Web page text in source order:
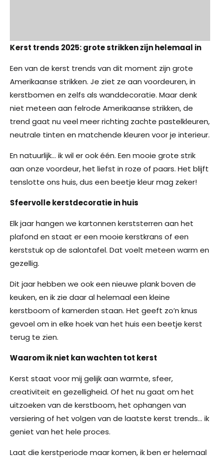
Kerst trends 2025: grote strikken zijn helemaal in
Een van de kerst trends van dit moment zijn grote
Amerikaanse strikken. Je ziet ze aan voordeuren, in
kerstbomen en zelfs als wanddecoratie. Maar denk
niet meteen aan felrode Amerikaanse strikken, de
trend gaat nu veel meer richting zachte pastelkleuren,
neutrale tinten en matchende kleuren voor je interieur.
En natuurlijk… ik wil er ook één. Een mooie grote strik
aan onze voordeur, het liefst in roze of paars. Het blijft
tenslotte ons huis, dus een beetje kleur mag zeker!
Sfeervolle kerstdecoratie in huis
Elk jaar hangen we kartonnen kerststerren aan het
plafond en staat er een mooie kerstkrans of een
kerststuk op de salontafel. Dat voelt meteen warm en
gezellig.
Dit jaar hebben we ook een nieuwe plank boven de
keuken, en ik zie daar al helemaal een kleine
kerstboom of kamerden staan. Het geeft zo’n knus
gevoel om in elke hoek van het huis een beetje kerst
terug te zien.
Waarom ik niet kan wachten tot kerst
Kerst staat voor mij gelijk aan warmte, sfeer,
creativiteit en gezelligheid. Of het nu gaat om het
uitzoeken van de kerstboom, het ophangen van
versiering of het volgen van de laatste kerst trends… ik
geniet van het hele proces.
Laat die kerstperiode maar komen, ik ben er helemaal